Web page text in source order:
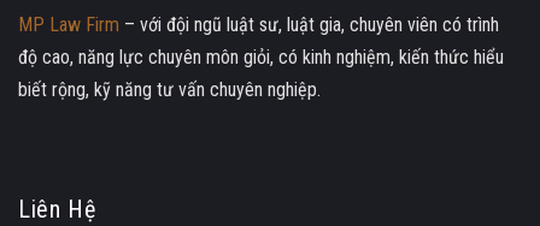
MP Law Firm – với đội ngũ luật sư, luật gia, chuyên viên có trình
độ cao, năng lực chuyên môn giỏi, có kinh nghiệm, kiến thức hiểu
biết rộng, kỹ năng tư vấn chuyên nghiệp.
Liên Hệ